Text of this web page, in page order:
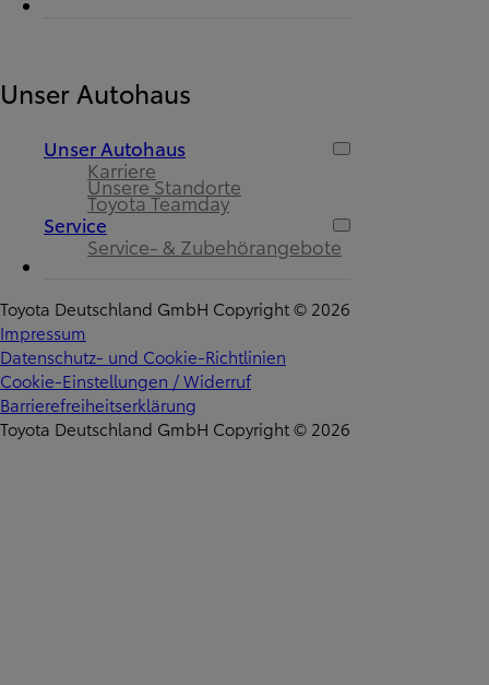
Unser Autohaus
Unser Autohaus
Karriere
Unsere Standorte
Toyota Teamday
Service
Service- & Zubehörangebote
Toyota Deutschland GmbH Copyright © 2026
Impressum
Datenschutz- und Cookie-Richtlinien
Cookie-Einstellungen / Widerruf
Barrierefreiheitserklärung
Toyota Deutschland GmbH Copyright © 2026